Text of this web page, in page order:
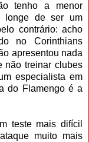
tenho a menor
longe de ser um
contrário: acho
no Corinthians
apresentou nada
não treinar clubes
especialista em
do Flamengo é a
teste mais difícil
muito mais